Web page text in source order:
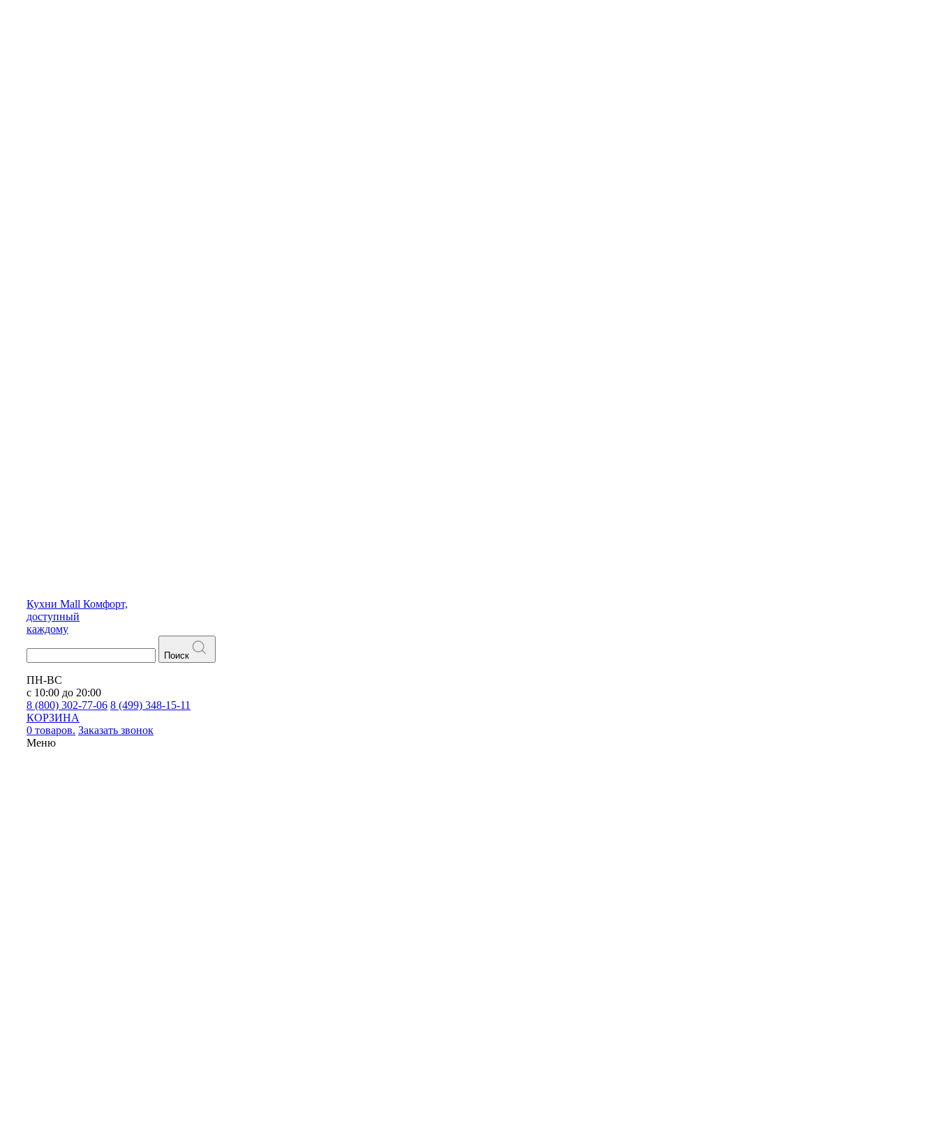
Кухни Mall Комфорт,
доступный
каждому
Поиск
ПН-ВС
с 10:00 до 20:00
8 (800) 302-77-06 8 (499) 348-15-11
КОРЗИНА
0 товаров. Заказать звонок
Меню